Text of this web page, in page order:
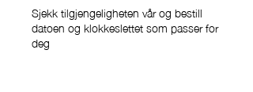
Sjekk tilgjengeligheten vår og bestill
datoen og klokkeslettet som passer for
deg